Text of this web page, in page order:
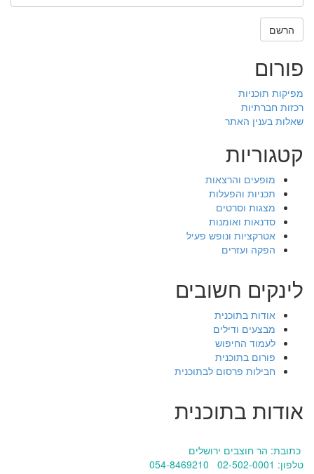
הרשם
פורום
מפיקות תוכניות
רכזות חברתיות
שאלות בענין האתר
קטגוריות
מופעים והרצאות
תכניות והפעלות
מצגות וסרטים
סדנאות ואומנות
אטרקציות ונופש פעיל
הפקה ועזרים
לינקים חשובים
אודות בתוכנית
מבצעים ודילים
לעמוד החיפוש
פורום בתוכנית
חבילות פרסום לבתוכנית
אודות בתוכנית
כתובת: הר חוצבים ירושלים
טלפון: 02-502-0001 054-8469210